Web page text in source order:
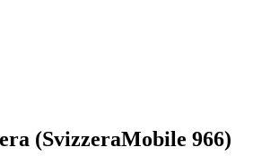
(SvizzeraMobile 966)